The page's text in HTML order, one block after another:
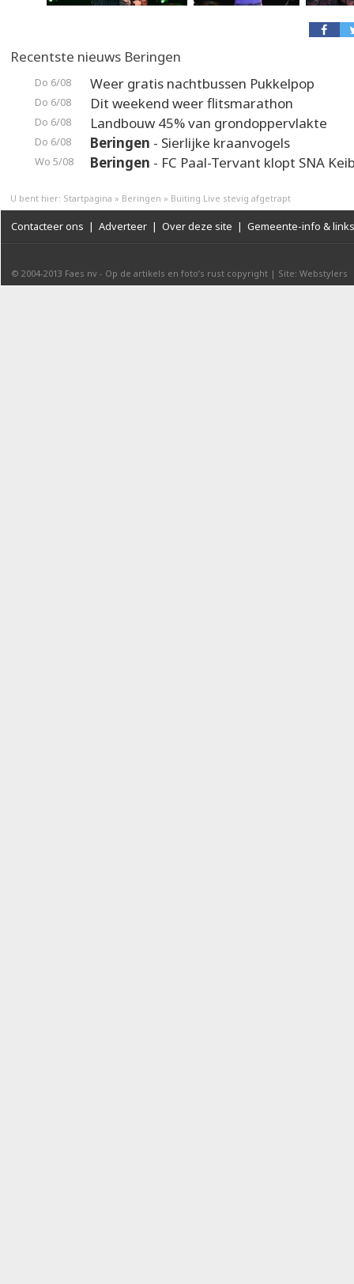
Recentste nieuws Beringen
Do 6/08 Weer gratis nachtbussen Pukkelpop
Do 6/08 Dit weekend weer flitsmarathon
Do 6/08 Landbouw 45% van grondoppervlakte
Do 6/08 Beringen - Sierlijke kraanvogels
Wo 5/08 Beringen - FC Paal-Tervant klopt SNA
U bent hier: Startpagina » Beringen » Buiting Live stevig afgetrapt
Contacteer ons | Adverteer | Over deze site | Gemeente-info & links
© 2004-2013 Faes nv - Op de artikels en foto’s rust copyright | Site: Webstylers